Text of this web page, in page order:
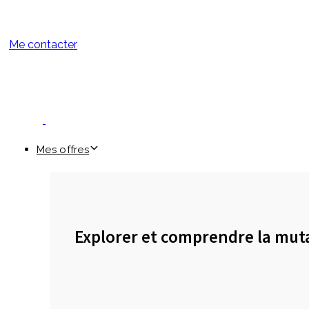
Me contacter
Mes offres
Explorer et comprendre la